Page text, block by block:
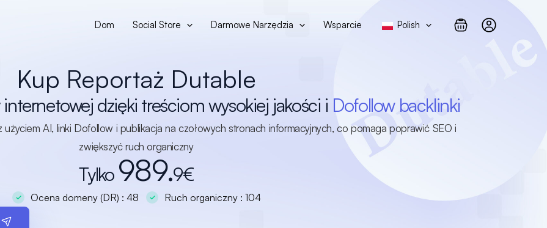
Dom Social Store Darmowe Narzędzia Wsparcie Polish
Kup Reportaż Dutable
dzięki treściom wysokiej jakości i Dofollow backlinki
AI, linki Dofollow i publikacja na czołowych stronach informacyjnych, co pomaga poprawić SEO i
zwiększyć ruch organiczny
Tylko 989.9€
Ocena domeny (DR) : 48
Ruch organiczny : 104